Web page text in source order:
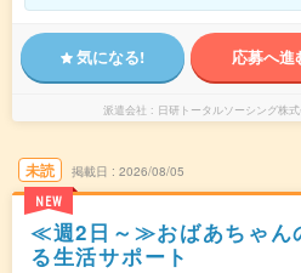
気になる! 応募へ進
派遣会社 日研トータルソーシング株
未読
NEW
掲載日 2026/08/05
≪週2日～≫おばあちゃん
る生活サポート